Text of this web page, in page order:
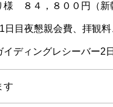
様 ８４，８００円（新
日目夜懇親会費、拝観
イディングレシーバー2
す